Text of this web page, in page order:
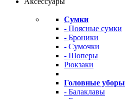
Сумки
- Поясные сумки
- Броники
- Сумочки
- Шоперы
Рюкзаки
Головные уборы
- Балаклавы